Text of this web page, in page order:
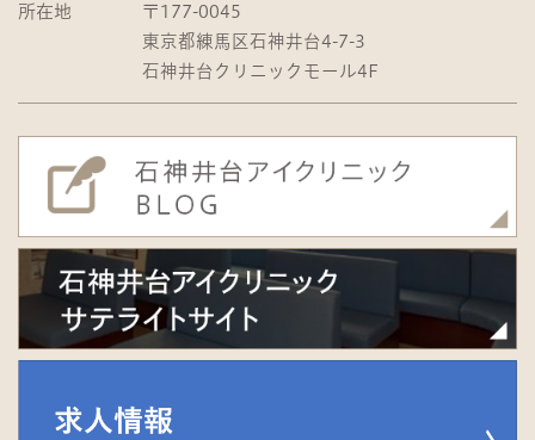
所在地
〒177-0045
東京都練馬区石神井台4-7-3
石神井台クリニックモール4F